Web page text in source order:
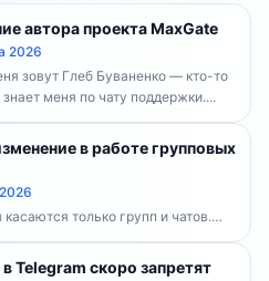
автора проекта MaxGate
2026
зовут Глеб Буваненко — кто-то
меня по чату поддержки....
в работе групповых
только групп и чатов.
в прежнем режиме —
каналов делать...
Telegram скоро запретят